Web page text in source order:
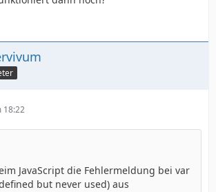
18:22
JavaScript die Fehlermeldung bei var
but never used) aus